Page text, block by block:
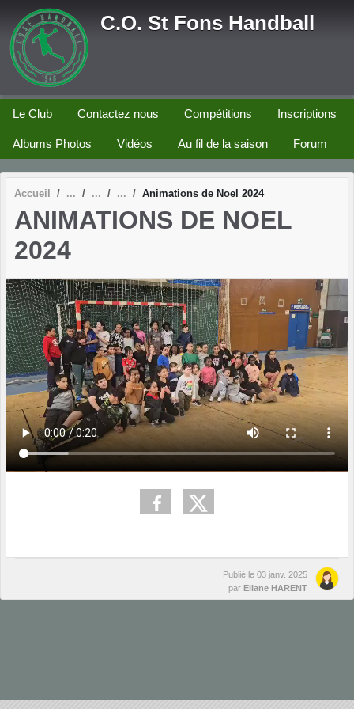
C.O. St Fons Handball
Le Club Contactez nous Compétitions Inscriptions
Albums Photos Vidéos Au fil de la saison Forum
Accueil Animations de Noel 2024
ANIMATIONS DE NOEL
2024
Publié le 03 janv. 2025
par Eliane HARENT
Panneau de gestion des cookies